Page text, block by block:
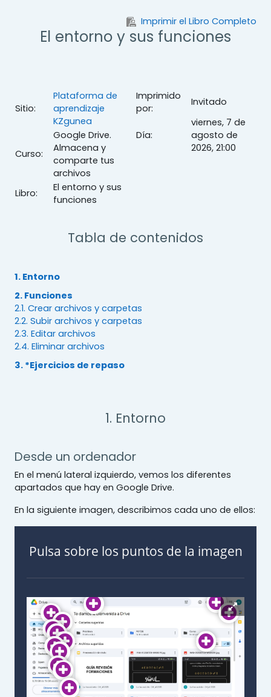
Imprimir el Libro Completo
El entorno y sus funciones
Sitio:
Plataforma de
aprendizaje
KZgunea
Curso:
Google Drive.
Almacena y
comparte tus
archivos
Libro:
El entorno y sus
funciones
Imprimido
por:
Invitado
Día:
viernes, 7 de
agosto de
2026, 21:00
Tabla de contenidos
1. Entorno
2. Funciones
2.1. Crear archivos y carpetas
2.2. Subir archivos y carpetas
2.3. Editar archivos
2.4. Eliminar archivos
3. *Ejercicios de repaso
1. Entorno
Desde un ordenador
En el menú lateral izquierdo, vemos los diferentes
apartados que hay en Google Drive.
En la siguiente imagen, describimos cada uno de ellos:
Pulsa sobre los puntos de la imagen